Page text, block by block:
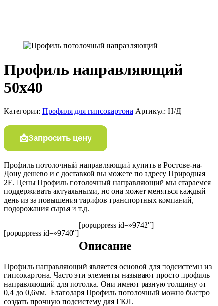
Профиль направляющий
50х40
Категория: Профиля для гипсокартона Артикул: Н/Д
Запросить цену
Профиль потолочный направляющий купить в Ростове-на-
Дону дешево и с доставкой вы можете по адресу Природная
2Е. Цены Профиль потолочный направляющий мы стараемся
поддерживать актуальными, но она может меняться каждый
день из за повышения тарифов транспортных компаний,
подорожания сырья и т.д.
[popuppress id=»9740″]
[popuppress id=»9742″]
Описание
Профиль направляющий является основой для подсистемы из
гипсокартона. Часто эти элементы называют просто профиль
направляющий для потолка. Они имеют разную толщину от
0,4 до 0,6мм. Благодаря Профиль потолочный можно быстро
создать прочную подсистему для ГКЛ.